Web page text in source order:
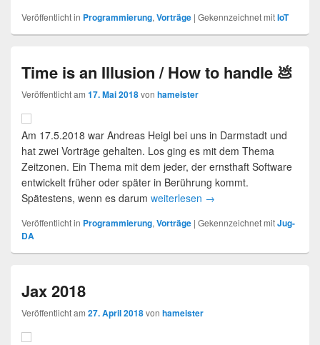
Veröffentlicht in Programmierung, Vorträge | Gekennzeichnet mitIoT
Time is an Illusion / How to handle 💩
Veröffentlicht am 17. Mai 2018von hameister
Am 17.5.2018 war Andreas Heigl bei uns in Darmstadt und
hat zwei Vorträge gehalten. Los ging es mit dem Thema
Zeitzonen. Ein Thema mit dem jeder, der ernsthaft Software
entwickelt früher oder später in Berührung kommt.
Spätestens, wenn es darum weiterlesen →
Veröffentlicht in Programmierung, Vorträge | Gekennzeichnet mitJug-
DA
Jax 2018
Veröffentlicht am 27. April 2018von hameister